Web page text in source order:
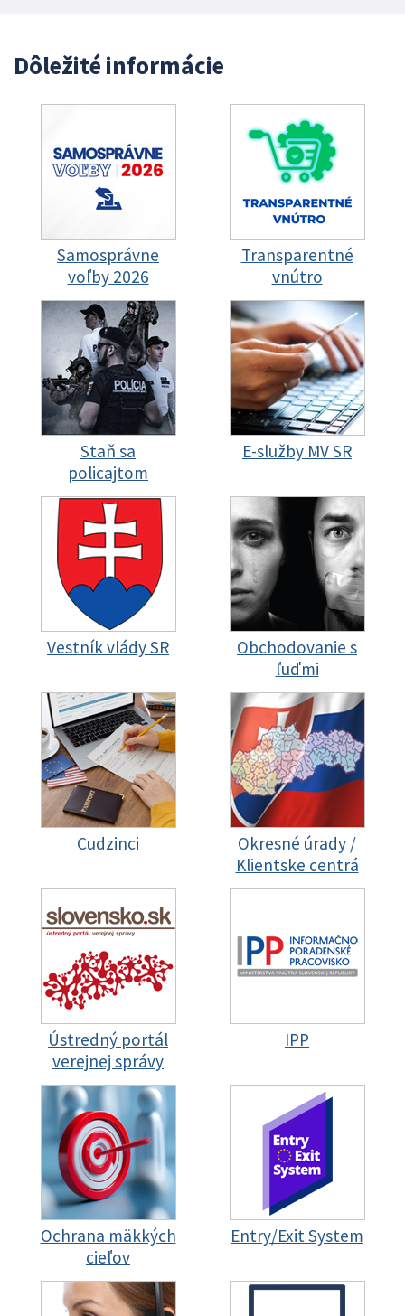
Dôležité informácie
Samosprávne
voľby 2026
Transparentné
vnútro
Staň sa
policajtom
E-služby MV SR
Vestník vlády SR
Obchodovanie s
ľuďmi
Cudzinci
Okresné úrady /
Klientske centrá
Ústredný portál
verejnej správy
IPP
Ochrana mäkkých
cieľov
Entry/Exit System